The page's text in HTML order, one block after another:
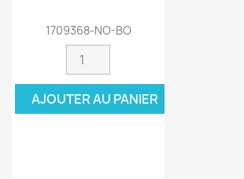
1709368-NO-BO
AJOUTER AU PANIER